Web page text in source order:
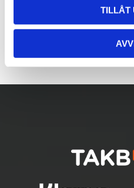
TILLÅT